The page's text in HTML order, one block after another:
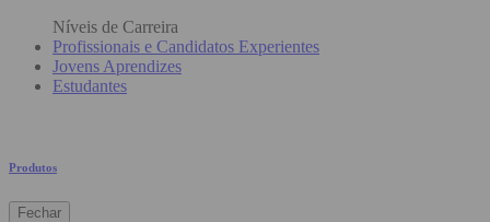
Níveis de Carreira
Profissionais e Candidatos Experientes
Jovens Aprendizes
Estudantes
Produtos
Fechar